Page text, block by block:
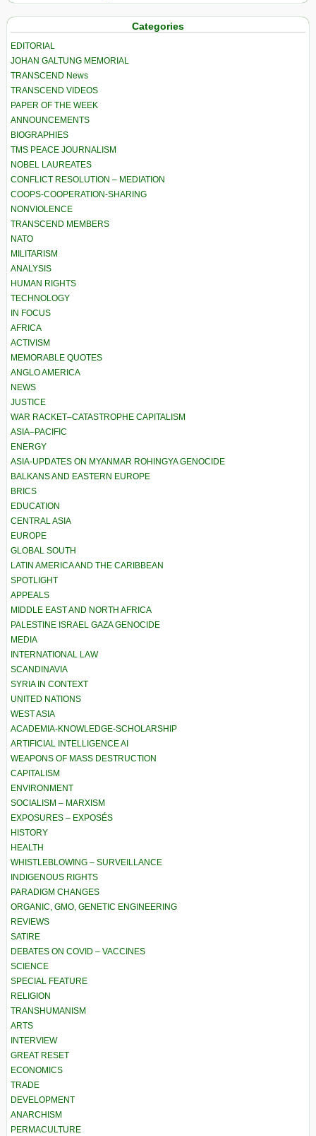
Categories
EDITORIAL
JOHAN GALTUNG MEMORIAL
TRANSCEND News
TRANSCEND VIDEOS
PAPER OF THE WEEK
ANNOUNCEMENTS
BIOGRAPHIES
TMS PEACE JOURNALISM
NOBEL LAUREATES
CONFLICT RESOLUTION – MEDIATION
COOPS-COOPERATION-SHARING
NONVIOLENCE
TRANSCEND MEMBERS
NATO
MILITARISM
ANALYSIS
HUMAN RIGHTS
TECHNOLOGY
IN FOCUS
AFRICA
ACTIVISM
MEMORABLE QUOTES
ANGLO AMERICA
NEWS
JUSTICE
WAR RACKET–CATASTROPHE CAPITALISM
ASIA–PACIFIC
ENERGY
ASIA-UPDATES ON MYANMAR ROHINGYA GENOCIDE
BALKANS AND EASTERN EUROPE
BRICS
EDUCATION
CENTRAL ASIA
EUROPE
GLOBAL SOUTH
LATIN AMERICA AND THE CARIBBEAN
SPOTLIGHT
APPEALS
MIDDLE EAST AND NORTH AFRICA
PALESTINE ISRAEL GAZA GENOCIDE
MEDIA
INTERNATIONAL LAW
SCANDINAVIA
SYRIA IN CONTEXT
UNITED NATIONS
WEST ASIA
ACADEMIA-KNOWLEDGE-SCHOLARSHIP
ARTIFICIAL INTELLIGENCE AI
WEAPONS OF MASS DESTRUCTION
CAPITALISM
ENVIRONMENT
SOCIALISM – MARXISM
EXPOSURES – EXPOSÉS
HISTORY
HEALTH
WHISTLEBLOWING – SURVEILLANCE
INDIGENOUS RIGHTS
PARADIGM CHANGES
ORGANIC, GMO, GENETIC ENGINEERING
REVIEWS
SATIRE
DEBATES ON COVID – VACCINES
SCIENCE
SPECIAL FEATURE
RELIGION
TRANSHUMANISM
ARTS
INTERVIEW
GREAT RESET
ECONOMICS
TRADE
DEVELOPMENT
ANARCHISM
PERMACULTURE